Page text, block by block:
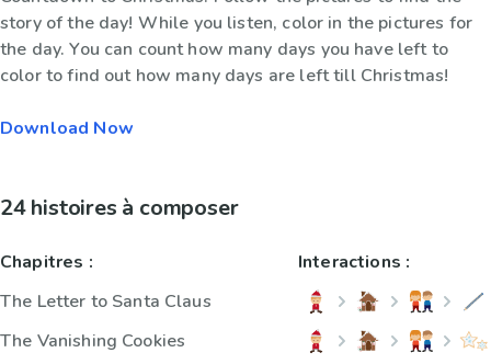
story of the day! While you listen, color in the pictures for
the day. You can count how many days you have left to
color to find out how many days are left till Christmas!
Download Now
24 histoires à composer
Chapitres :
The Letter to Santa Claus
The Vanishing Cookies
Interactions :